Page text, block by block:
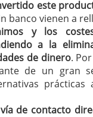
este
banco vienen a
y los
a la
de dinero.
de un gran
prácticas
vía de contacto